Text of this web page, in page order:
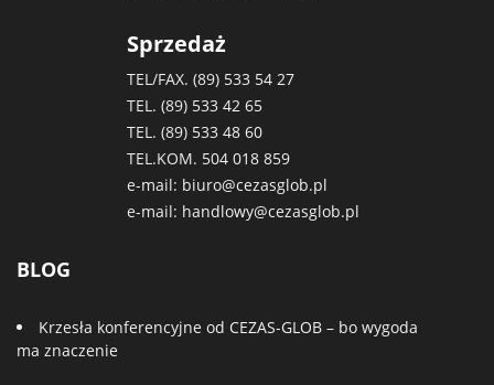
Sprzedaż
TEL/FAX. (89) 533 54 27
TEL. (89) 533 42 65
TEL. (89) 533 48 60
TEL.KOM. 504 018 859
e-mail: biuro@cezasglob.pl
e-mail: handlowy@cezasglob.pl
BLOG
Krzesła konferencyjne od CEZAS-GLOB – bo wygoda
ma znaczenie